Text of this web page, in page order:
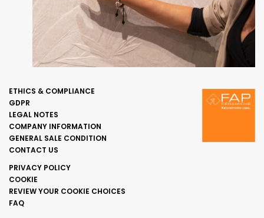
ETHICS & COMPLIANCE
GDPR
LEGAL NOTES
COMPANY INFORMATION
GENERAL SALE CONDITION
CONTACT US
PRIVACY POLICY
COOKIE
REVIEW YOUR COOKIE CHOICES
FAQ